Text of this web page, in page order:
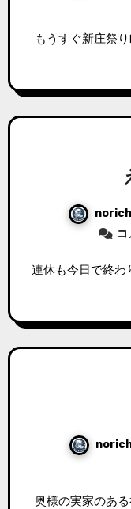
もうすぐ新庄祭り町をあげての大騒ぎです、このお祭
連休も今日で終わり(+_+)おなかの出っ張りも気になり
奥様の実家のある福島県いわき市に行ってました、例